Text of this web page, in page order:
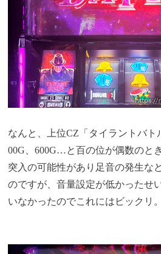
なんと、上位CZ「タイラントバ
00G、600G…と百の位が偶数のと
突入の可能性があり足音の発生な
のですが、音量設定が低かったせ
いなかったのでこれにはビックリ。